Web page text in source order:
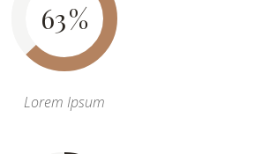
63
Lorem Ipsum